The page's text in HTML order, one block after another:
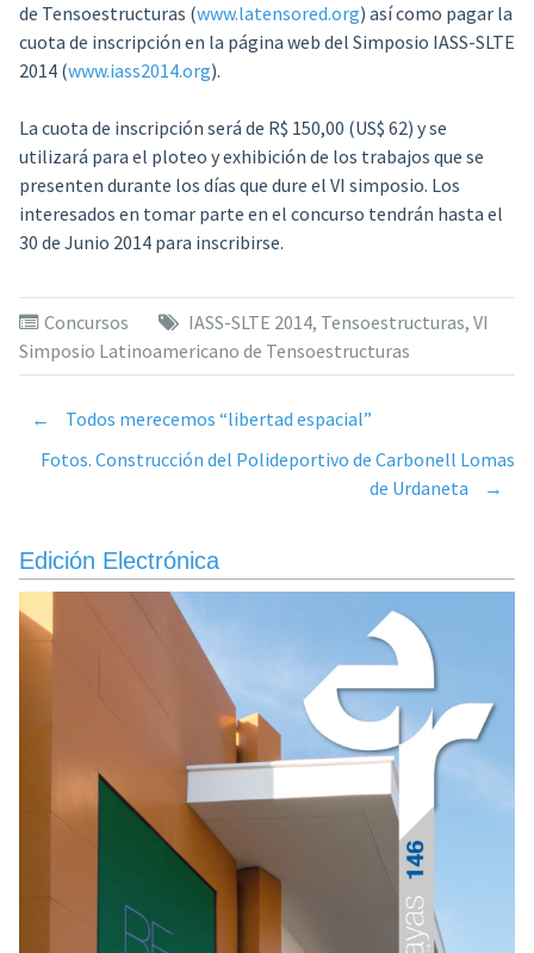
de Tensoestructuras (www.latensored.org) así como pagar la
cuota de inscripción en la página web del Simposio IASS-SLTE
2014 (www.iass2014.org).
La cuota de inscripción será de R$ 150,00 (US$ 62) y se
utilizará para el ploteo y exhibición de los trabajos que se
presenten durante los días que dure el VI simposio. Los
interesados en tomar parte en el concurso tendrán hasta el
30 de Junio 2014 para inscribirse.
Concursos IASS-SLTE 2014, Tensoestructuras, VI
Simposio Latinoamericano de Tensoestructuras
Post
←
Todos merecemos “libertad espacial”
Fotos. Construcción del Polideportivo de Carbonell Lomas
de Urdaneta
→
Edición Electrónica